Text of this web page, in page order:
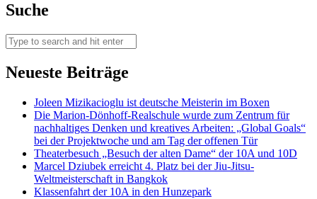
Suche
Neueste Beiträge
Joleen Mizikacioglu ist deutsche Meisterin im Boxen
Die Marion-Dönhoff-Realschule wurde zum Zentrum für
nachhaltiges Denken und kreatives Arbeiten: „Global Goals“
bei der Projektwoche und am Tag der offenen Tür
Theaterbesuch „Besuch der alten Dame“ der 10A und 10D
Marcel Dziubek erreicht 4. Platz bei der Jiu-Jitsu-
Weltmeisterschaft in Bangkok
Klassenfahrt der 10A in den Hunzepark